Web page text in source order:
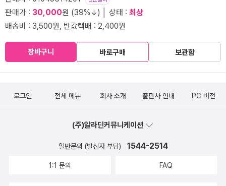
판매가 : 30,000원 (39%↓) │ 상태 : 최상
배송비 : 3,500원, 반값택배 : 2,400원
장바구니 바로구매 보관함
로그인 전체 메뉴 회사 소개 출판사 안내 PC 버전
(주)알라딘커뮤니케이션
일반문의 (발신자 부담) 1544-2514
1:1 문의 FAQ